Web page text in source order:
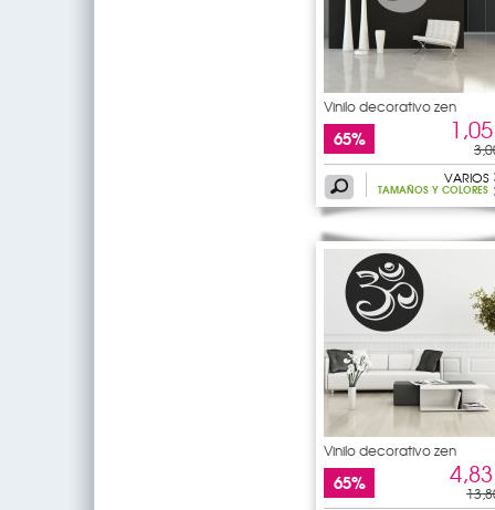
Vinilo decorativo zen
65%
VARIOS
TAMAÑOS Y COLORES
Vinilo decorativo zen
65%